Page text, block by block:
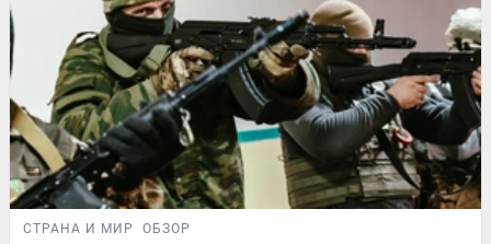
СТРАНА И МИР ОБЗОР